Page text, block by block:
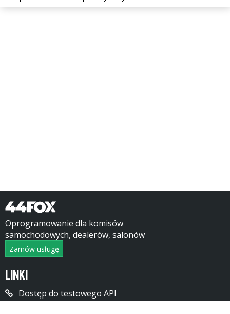
Oprogramowanie dla komisów
samochodowych, dealerów, salonów
Zamów usługę
LINKI
Dostęp do testowego API
Rekrutacja